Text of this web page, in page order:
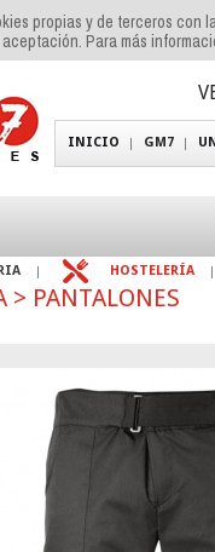
propias y de terceros con
Para más
INICIO GM7
HOSTELERÍA
> PANTALONES